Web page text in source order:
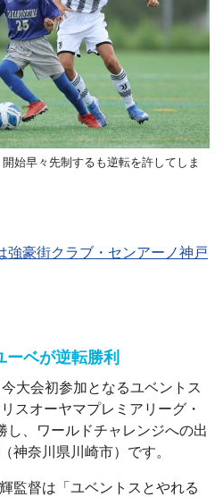
始早々先制するも逆転を許してしま
強豪街クラブ・センアーノ神戸
ーベが逆転勝利
大会初参加となるユベントス
スオーヤマプレミアリーグ・
し、ワールドチャレンジへの出
神奈川県川崎市）です。
監督は「ユベントスとやれる